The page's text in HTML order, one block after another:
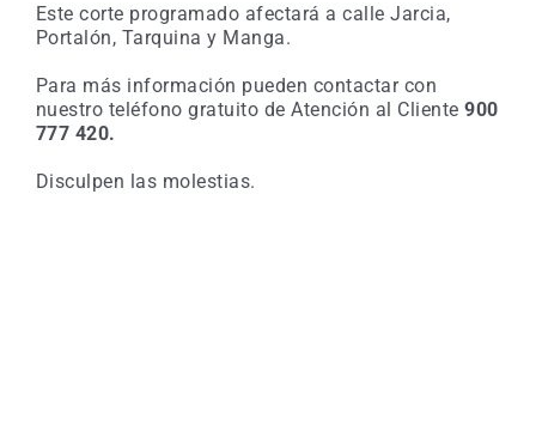
Este corte programado afectará a calle Jarcia,
Portalón, Tarquina y Manga.
Para más información pueden contactar con
nuestro teléfono gratuito de Atención al Cliente900
777 420.
Disculpen las molestias.